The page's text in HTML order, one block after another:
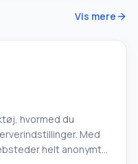
Vis mere
hvormed du
Med
helt anonymt